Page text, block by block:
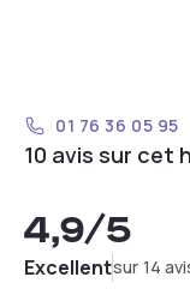
01 76 36 05 95
10 avis sur cet
4,9/5
Excellentsur 14